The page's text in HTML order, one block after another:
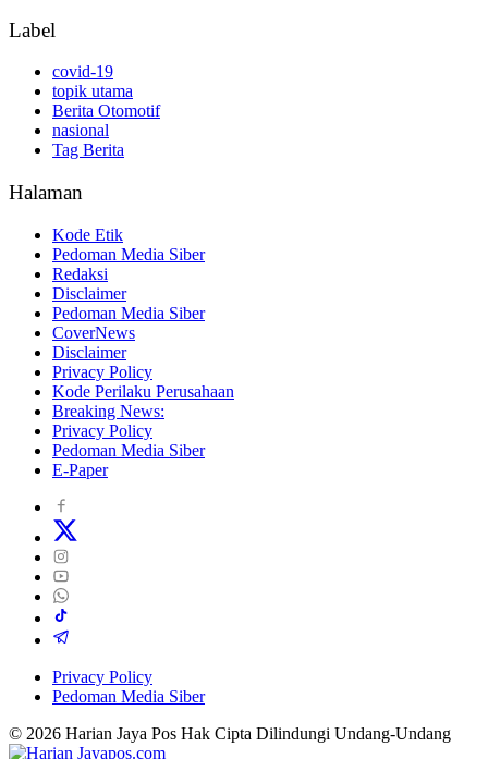
Label
covid-19
topik utama
Berita Otomotif
nasional
Tag Berita
Halaman
Kode Etik
Pedoman Media Siber
Redaksi
Disclaimer
Pedoman Media Siber
CoverNews
Disclaimer
Privacy Policy
Kode Perilaku Perusahaan
Breaking News:
Privacy Policy
Pedoman Media Siber
E-Paper
Privacy Policy
Pedoman Media Siber
© 2026 Harian Jaya Pos Hak Cipta Dilindungi Undang-Undang